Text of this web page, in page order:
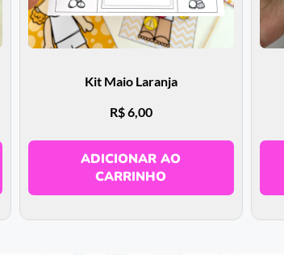
Kit Maio Laranja
R$6,00
ADICIONAR AO
CARRINHO